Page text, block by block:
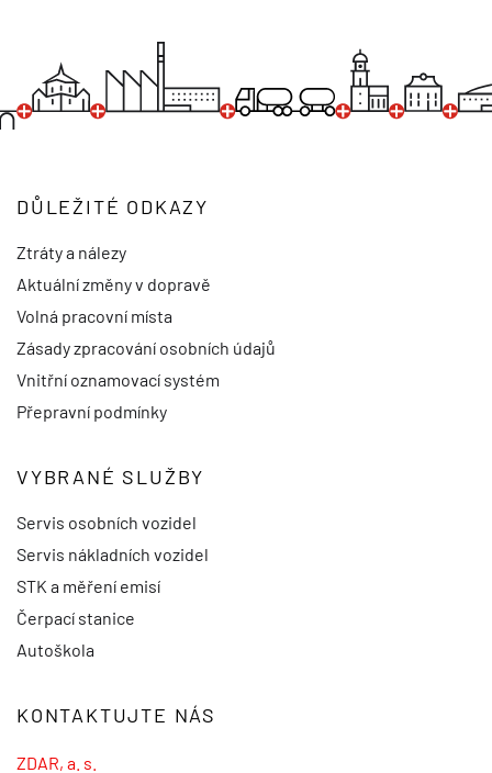
DŮLEŽITÉ ODKAZY
Ztráty a nálezy
Aktuální změny v dopravě
Volná pracovní místa
Zásady zpracování osobních údajů
Vnitřní oznamovací systém
Přepravní podmínky
VYBRANÉ SLUŽBY
Servis osobních vozidel
Servis nákladních vozidel
STK a měření emisí
Čerpací stanice
Autoškola
KONTAKTUJTE NÁS
ZDAR, a. s.